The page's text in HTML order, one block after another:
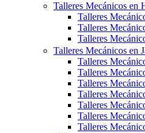
Talleres Mecánicos en
Talleres
Talleres
Talleres
Talleres Mecánicos en
Talleres
Talleres
Talleres
Talleres
Talleres
Talleres
Talleres